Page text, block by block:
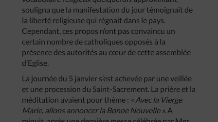
souligna que la manifestation du jour témoignait de
la liberté religieuse qui régnait dans le pays.
Cependant, ces propos n’ont pas convaincu un
certain nombre de catholiques opposés à la
présence des autorités au cœur de cette assemblée
d’Eglise.
La journée du 5 janvier s’est achevée par une veillée
et une procession du Saint-Sacrement. La prière et la
méditation avaient pour thème : « Avec la Vierge
Marie, allons annoncer la Bonne Nouvelle ». A